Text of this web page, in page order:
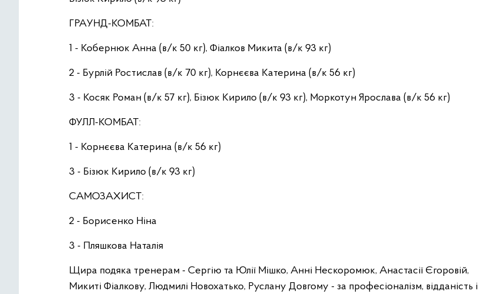
ГРАУНД-КОМБАТ:
1 - Кобернюк Анна (в/к 50 кг), Фіалков Микита (в/к 93 кг)
2 - Бурлій Ростислав (в/к 70 кг), Корнєєва Катерина (в/к 56 кг)
3 - Косяк Роман (в/к 57 кг), Бізюк Кирило (в/к 93 кг), Моркотун Ярослава (в/к 56 кг)
ФУЛЛ-КОМБАТ:
1 - Корнєєва Катерина (в/к 56 кг)
3 - Бізюк Кирило (в/к 93 кг)
САМОЗАХИСТ:
2 - Борисенко Ніна
3 - Пляшкова Наталія
Щира подяка тренерам - Сергію та Юлії Мішко, Анні Нескоромюк, Анастасії Єгоровій,
Микиті Фіалкову, Людмилі Новохатько, Руслану Довгому - за професіоналізм, відданість і